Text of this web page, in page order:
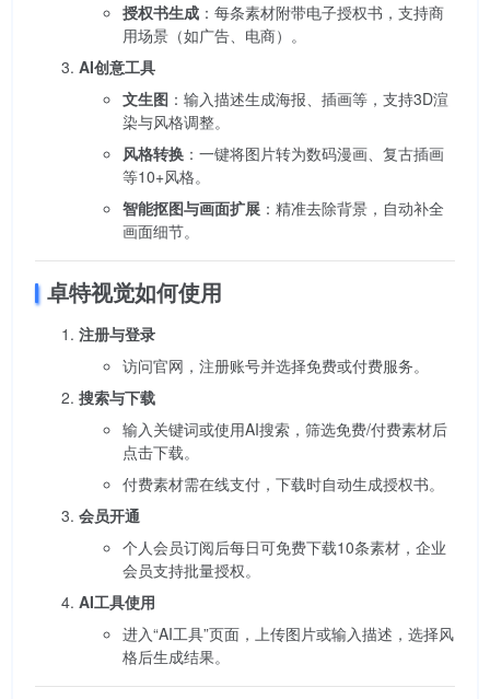
授权书生成 ：每条素材附带电子授权书，支持商
用场景（如广告、电商）。
AI创意工具
文生图 ：输入描述生成海报、插画等，支持3D渲
染与风格调整。
风格转换 ：一键将图片转为数码漫画、复古插画
等10+风格。
智能抠图与画面扩展 ：精准去除背景，自动补全
画面细节。
卓特视觉如何使用
注册与登录
访问官网 ，注册账号并选择免费或付费服务。
搜索与下载
输入关键词或使用AI搜索，筛选免费/付费素材后
点击下载。
付费素材需在线支付，下载时自动生成授权书。
会员开通
个人会员订阅后每日可免费下载10条素材，企业
会员支持批量授权。
AI工具使用
进入“AI工具”页面，上传图片或输入描述，选择风
格后生成结果。